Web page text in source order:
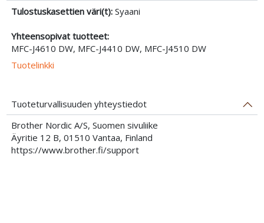
Tulostuskasettien väri(t):Syaani
Yhteensopivat tuotteet:
MFC-J4610 DW, MFC-J4410 DW, MFC-J4510 DW
Tuotelinkki
Tuoteturvallisuuden yhteystiedot
Brother Nordic A/S, Suomen sivuliike
Äyritie 12 B, 01510 Vantaa, Finland
https://www.brother.fi/support